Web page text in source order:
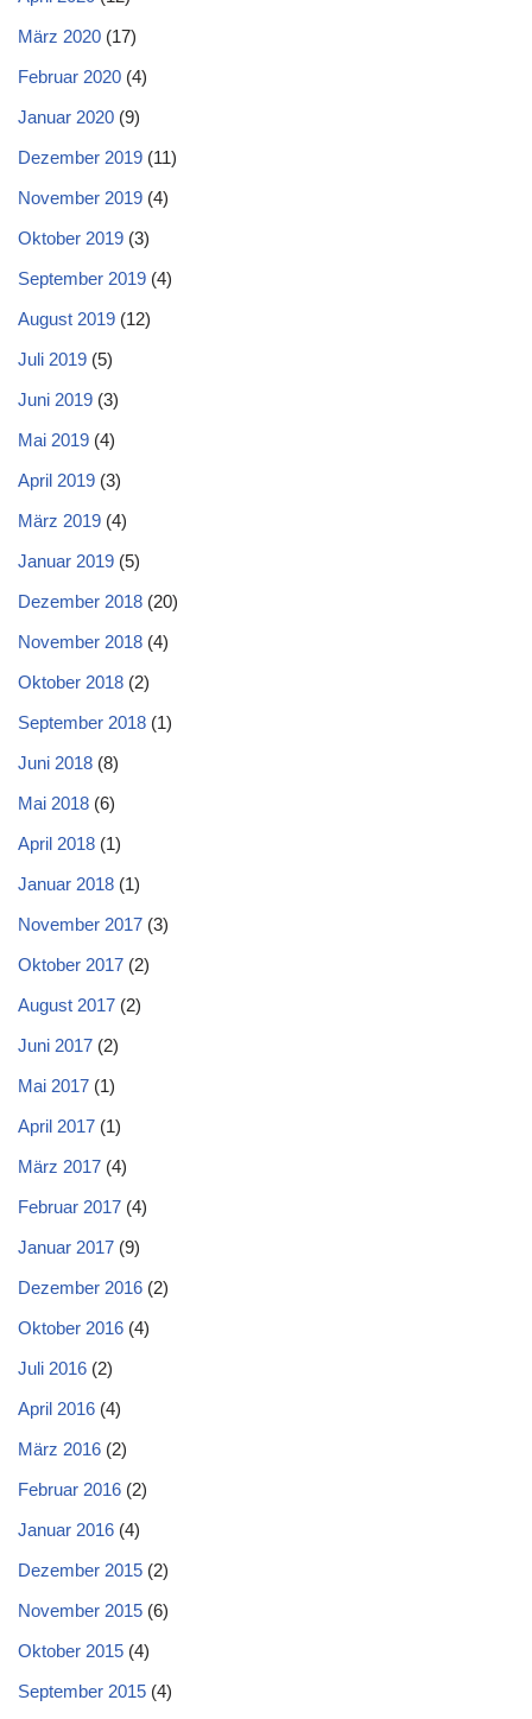
März 2020 (17)
Februar 2020 (4)
Januar 2020 (9)
Dezember 2019 (11)
November 2019 (4)
Oktober 2019 (3)
September 2019 (4)
August 2019 (12)
Juli 2019 (5)
Juni 2019 (3)
Mai 2019 (4)
April 2019 (3)
März 2019 (4)
Januar 2019 (5)
Dezember 2018 (20)
November 2018 (4)
Oktober 2018 (2)
September 2018 (1)
Juni 2018 (8)
Mai 2018 (6)
April 2018 (1)
Januar 2018 (1)
November 2017 (3)
Oktober 2017 (2)
August 2017 (2)
Juni 2017 (2)
Mai 2017 (1)
April 2017 (1)
März 2017 (4)
Februar 2017 (4)
Januar 2017 (9)
Dezember 2016 (2)
Oktober 2016 (4)
Juli 2016 (2)
April 2016 (4)
März 2016 (2)
Februar 2016 (2)
Januar 2016 (4)
Dezember 2015 (2)
November 2015 (6)
Oktober 2015 (4)
September 2015 (4)